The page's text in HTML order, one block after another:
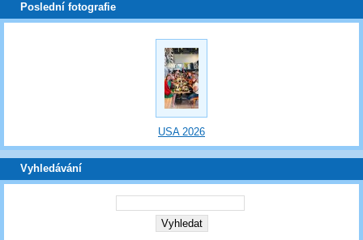
Poslední fotografie
USA 2026
Vyhledávání